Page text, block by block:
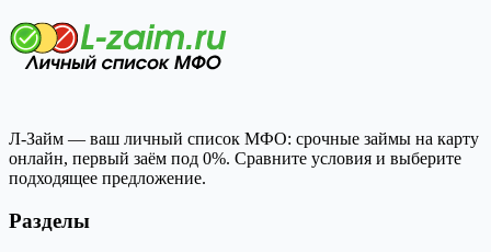
Л-Займ — ваш личный список МФО: срочные займы на карту
онлайн, первый заём под 0%. Сравните условия и выберите
подходящее предложение.
Разделы